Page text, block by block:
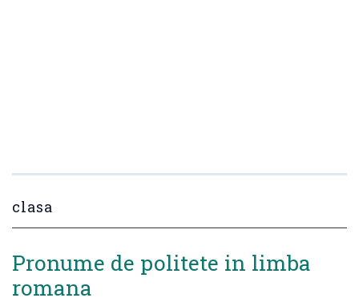
clasa
Pronume de politete in limba
romana